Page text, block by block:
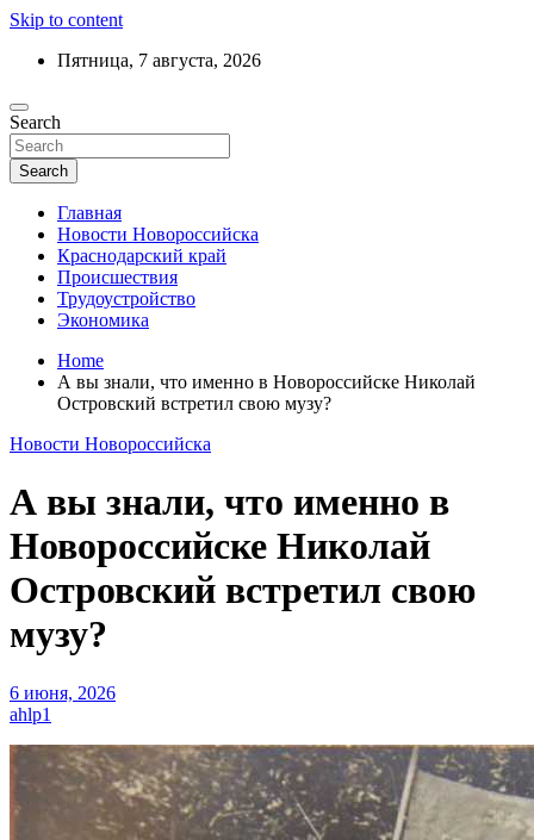
Skip to content
Пятница, 7 августа, 2026
Актуальные новости Новороссийска и
Краснодарского края
Ежедневный дайджест событий региона
Search
Search
Главная
Новости Новороссийска
Краснодарский край
Происшествия
Трудоустройство
Экономика
Home
А вы знали, что именно в Новороссийске Николай
Островский встретил свою музу?
Новости Новороссийска
А вы знали, что именно в
Новороссийске Николай
Островский встретил свою
музу?
6 июня, 2026
ahlp1